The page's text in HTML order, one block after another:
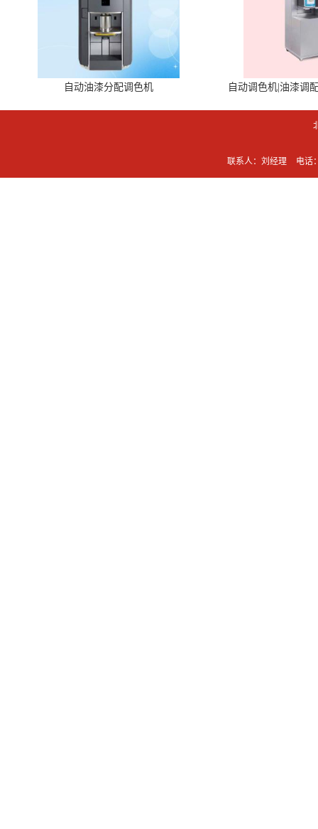
自动油漆分配调色机 自动调色机|油漆调
联系人：刘经理 电话